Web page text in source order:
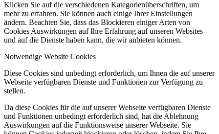
Klicken Sie auf die verschiedenen Kategorienüberschriften, um
mehr zu erfahren. Sie können auch einige Ihrer Einstellungen
ändern. Beachten Sie, dass das Blockieren einiger Arten von
Cookies Auswirkungen auf Ihre Erfahrung auf unseren Websites
und auf die Dienste haben kann, die wir anbieten können.
Notwendige Website Cookies
Diese Cookies sind unbedingt erforderlich, um Ihnen die auf unserer
Webseite verfügbaren Dienste und Funktionen zur Verfügung zu
stellen.
Da diese Cookies für die auf unserer Webseite verfügbaren Dienste
und Funktionen unbedingt erforderlich sind, hat die Ablehnung
Auswirkungen auf die Funktionsweise unserer Webseite. Sie